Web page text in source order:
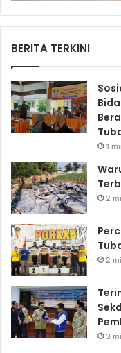
BERITA TERKINI
1
2
2
3